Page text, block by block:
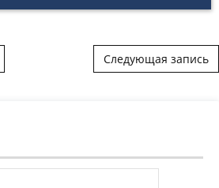
Следующая запись